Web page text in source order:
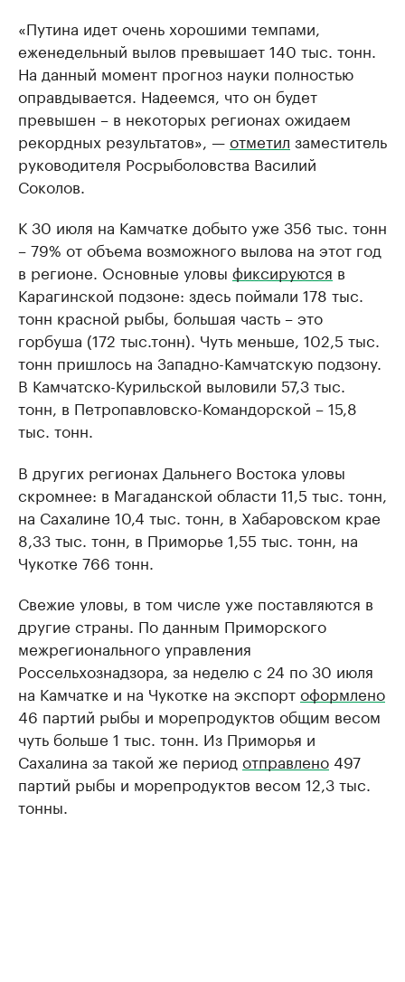
«Путина идет очень хорошими темпами,
еженедельный вылов превышает 140 тыс. тонн.
На данный момент прогноз науки полностью
оправдывается. Надеемся, что он будет
превышен – в некоторых регионах ожидаем
рекордных результатов», —отметил заместитель
руководителя Росрыболовства Василий
Соколов.
К 30 июля на Камчатке добыто уже 356 тыс. тонн
– 79% от объема возможного вылова на этот год
в регионе. Основные уловы фиксируются в
Карагинской подзоне: здесь поймали 178 тыс.
тонн красной рыбы, большая часть – это
горбуша (172 тыс.тонн). Чуть меньше, 102,5 тыс.
тонн пришлось на Западно-Камчатскую подзону.
В Камчатско-Курильской выловили 57,3 тыс.
тонн, в Петропавловско-Командорской – 15,8
тыс. тонн.
В других регионах Дальнего Востока уловы
скромнее: в Магаданской области 11,5 тыс. тонн,
на Сахалине 10,4 тыс. тонн, в Хабаровском крае
8,33 тыс. тонн, в Приморье 1,55 тыс. тонн, на
Чукотке 766 тонн.
Свежие уловы, в том числе уже поставляются в
другие страны. По данным Приморского
межрегионального управления
Россельхознадзора, за неделю с 24 по 30 июля
на Камчатке и на Чукотке на экспортоформлено
46 партий рыбы и морепродуктов общим весом
чуть больше 1 тыс. тонн. Из Приморья и
Сахалина за такой же период отправлено497
партий рыбы и морепродуктов весом 12,3 тыс.
тонны.